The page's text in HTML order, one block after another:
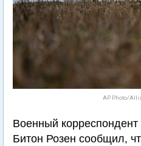
AP Photo/
Военный
Битон Розен сообщил,